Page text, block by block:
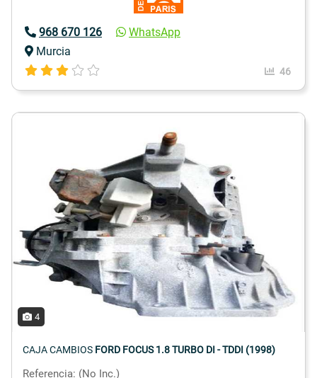
968 670 126
WhatsApp
Murcia
46
4
CAJA CAMBIOS FORD FOCUS 1.8 TURBO DI - TDDI (1998)
Referencia: (No Inc.)